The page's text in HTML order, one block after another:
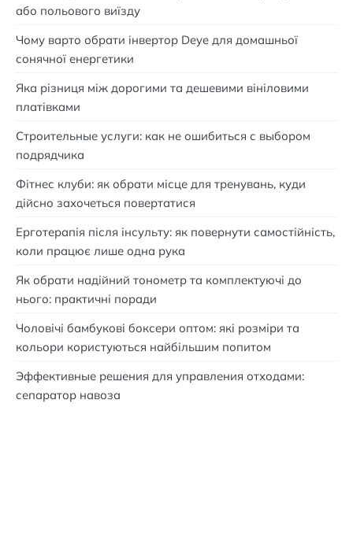
або польового виїзду
Чому варто обрати інвертор Deye для домашньої
сонячної енергетики
Яка різниця між дорогими та дешевими вініловими
платівками
Строительные услуги: как не ошибиться с выбором
подрядчика
Фітнес клуби: як обрати місце для тренувань, куди
дійсно захочеться повертатися
Ерготерапія після інсульту: як повернути самостійність,
коли працює лише одна рука
Як обрати надійний тонометр та комплектуючі до
нього: практичні поради
Чоловічі бамбукові боксери оптом: які розміри та
кольори користуються найбільшим попитом
Эффективные решения для управления отходами:
сепаратор навоза